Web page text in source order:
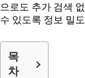
으로도 추가 검색
수 있도록 정보 밀
목
차